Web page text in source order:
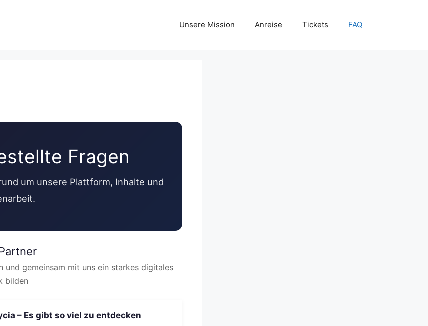
Unsere Mission Anreise Tickets FAQ
Fragen
um unsere Plattform, Inhalte und
und gemeinsam mit uns ein starkes digitales
bilden
– Es gibt so viel zu entdecken